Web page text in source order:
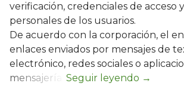
verificación, credenciales de acceso
personales de los usuarios.
De acuerdo con la corporación, el
enlaces enviados por mensajes de
electrónico, redes sociales o
mensajería.